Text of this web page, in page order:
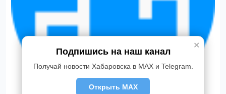
✕
Подпишись на наш канал
Получай новости Хабаровска в MAX и Telegram.
Открыть MAX